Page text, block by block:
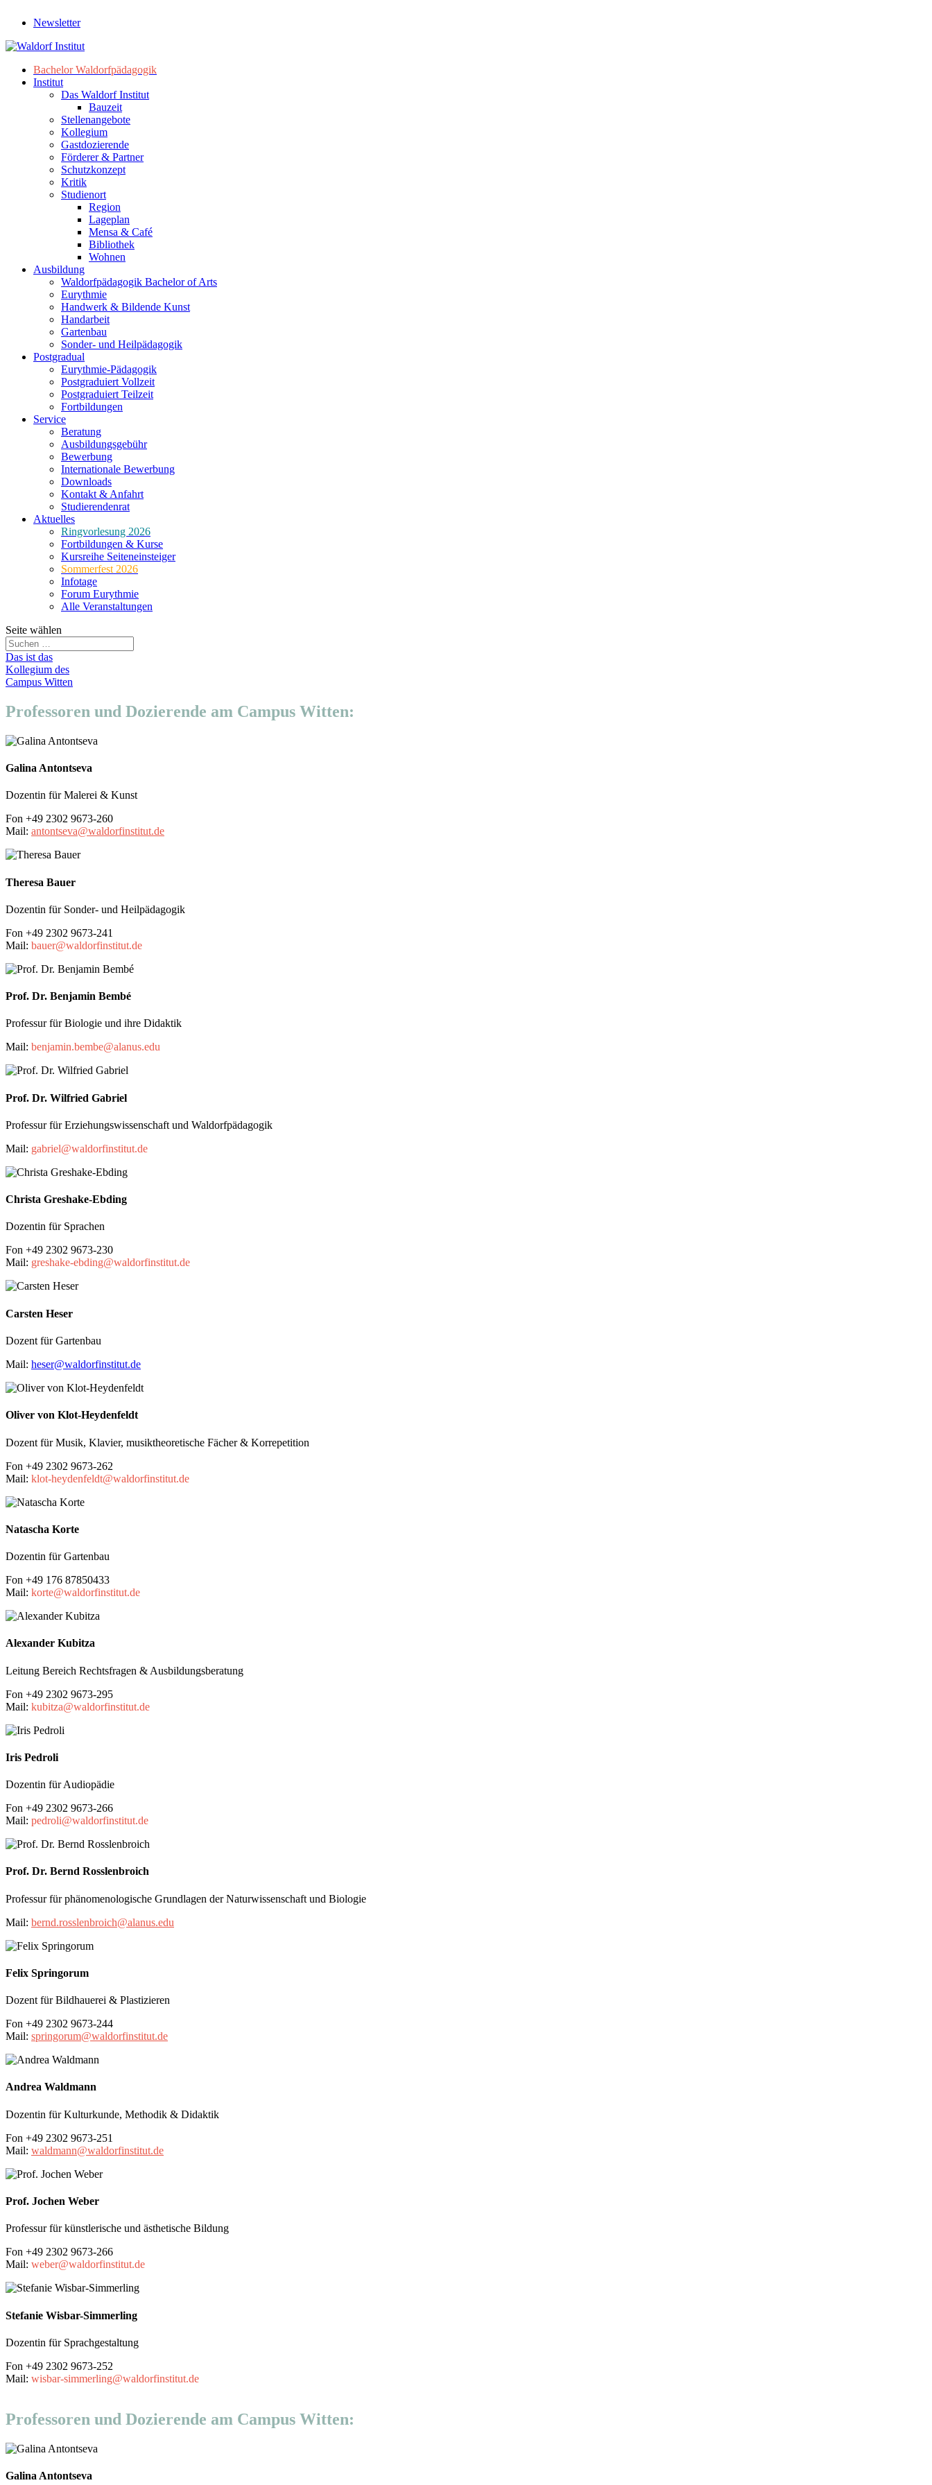
Newsletter
Bachelor Waldorfpädagogik
Institut
Das Waldorf Institut
Bauzeit
Stellenangebote
Kollegium
Gastdozierende
Förderer & Partner
Schutzkonzept
Kritik
Studienort
Region
Lageplan
Mensa & Café
Bibliothek
Wohnen
Ausbildung
Waldorfpädagogik Bachelor of Arts
Eurythmie
Handwerk & Bildende Kunst
Handarbeit
Gartenbau
Sonder- und Heilpädagogik
Postgradual
Eurythmie-Pädagogik
Postgraduiert Vollzeit
Postgraduiert Teilzeit
Fortbildungen
Service
Beratung
Ausbildungsgebühr
Bewerbung
Internationale Bewerbung
Downloads
Kontakt & Anfahrt
Studierendenrat
Aktuelles
Ringvorlesung 2026
Fortbildungen & Kurse
Kursreihe Seiteneinsteiger
Sommerfest 2026
Infotage
Forum Eurythmie
Alle Veranstaltungen
Seite wählen
Das ist das
Kollegium des
Campus Witten
Professoren und Dozierende am Campus Witten:
Galina Antontseva
Dozentin für Malerei & Kunst
Fon +49 2302 9673-260
Mail: antontseva@waldorfinstitut.de
Theresa Bauer
Dozentin für Sonder- und Heilpädagogik
Fon +49 2302 9673-241
Mail: bauer@waldorfinstitut.de
Prof. Dr. Benjamin Bembé
Professur für Biologie und ihre Didaktik
Mail: benjamin.bembe@alanus.edu
Prof. Dr. Wilfried Gabriel
Professur für Erziehungswissenschaft und Waldorfpädagogik
Mail: gabriel@waldorfinstitut.de
Christa Greshake-Ebding
Dozentin für Sprachen
Fon +49 2302 9673-230
Mail: greshake-ebding@waldorfinstitut.de
Carsten Heser
Dozent für Gartenbau
Mail: heser@waldorfinstitut.de
Oliver von Klot-Heydenfeldt
Dozent für Musik, Klavier, musiktheoretische Fächer & Korrepetition
Fon +49 2302 9673-262
Mail: klot-heydenfeldt@waldorfinstitut.de
Natascha Korte
Dozentin für Gartenbau
Fon +49 176 87850433
Mail: korte@waldorfinstitut.de
Alexander Kubitza
Leitung Bereich Rechtsfragen & Ausbildungsberatung
Fon +49 2302 9673-295
Mail: kubitza@waldorfinstitut.de
Iris Pedroli
Dozentin für Audiopädie
Fon +49 2302 9673-266
Mail: pedroli@waldorfinstitut.de
Prof. Dr. Bernd Rosslenbroich
Professur für phänomenologische Grundlagen der Naturwissenschaft und Biologie
Mail: bernd.rosslenbroich@alanus.edu
Felix Springorum
Dozent für Bildhauerei & Plastizieren
Fon +49 2302 9673-244
Mail: springorum@waldorfinstitut.de
Andrea Waldmann
Dozentin für Kulturkunde, Methodik & Didaktik
Fon +49 2302 9673-251
Mail: waldmann@waldorfinstitut.de
Prof. Jochen Weber
Professur für künstlerische und ästhetische Bildung
Fon +49 2302 9673-266
Mail: weber@waldorfinstitut.de
Stefanie Wisbar-Simmerling
Dozentin für Sprachgestaltung
Fon +49 2302 9673-252
Mail: wisbar-simmerling@waldorfinstitut.de
Professoren und Dozierende am Campus Witten:
Galina Antontseva